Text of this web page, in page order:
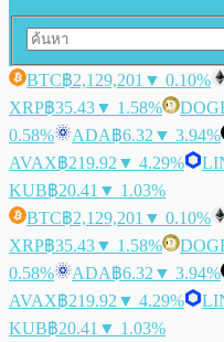
BTC฿2,129,201 ▼ 0.10%
XRP฿35.43▼ 1.58%
0.58%
ADA฿6.32 ▼ 3.94%
AVAX฿219.92 ▼ 4.29%
KUB฿20.41 ▼ 1.03%
BTC฿2,129,201 ▼ 0.10%
XRP฿35.43▼ 1.58%
0.58%
ADA฿6.32 ▼ 3.94%
AVAX฿219.92 ▼ 4.29%
KUB฿20.41 ▼ 1.03%